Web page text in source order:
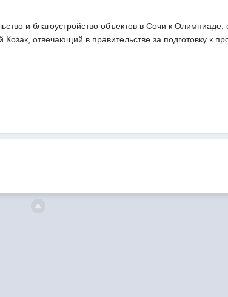
и благоустройство объектов в Сочи к Олимпиаде,
отвечающий в правительстве за подготовку к